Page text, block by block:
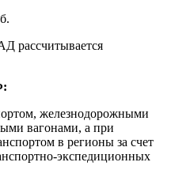
рассчитывается
железнодорожными
вагонами, а при
в регионы за счет
экспедиционных